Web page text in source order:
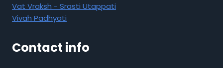
Vat Vraksh - Srasti Utappati
Vivah Padhyati
Contact info